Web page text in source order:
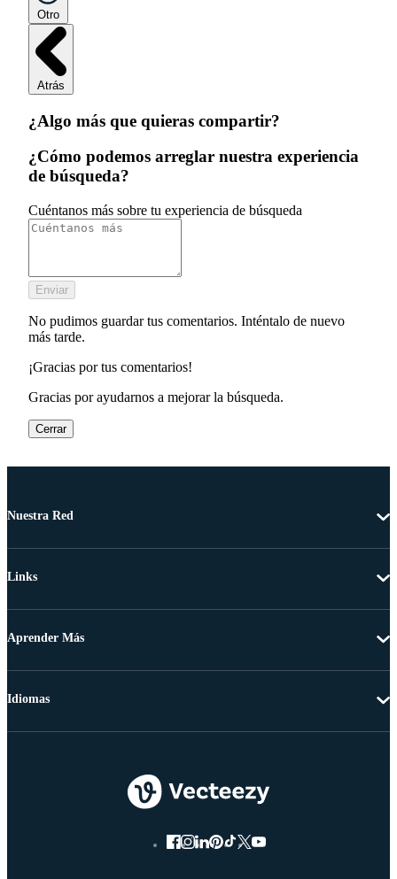
Otro
Atrás
¿Algo más que quieras compartir?
¿Cómo podemos arreglar nuestra experiencia
de búsqueda?
Cuéntanos más sobre tu experiencia de búsqueda
Enviar
No pudimos guardar tus comentarios. Inténtalo de nuevo
más tarde.
¡Gracias por tus comentarios!
Gracias por ayudarnos a mejorar la búsqueda.
Cerrar
Nuestra Red
Links
Aprender Más
Idiomas